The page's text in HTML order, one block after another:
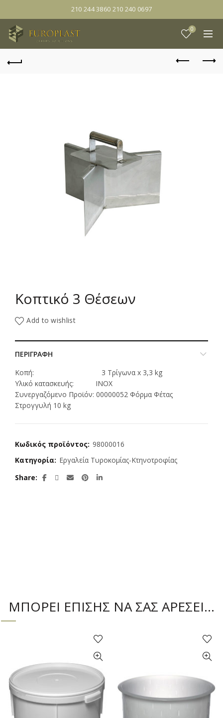
210 244 3860 210 240 0697
0
Κοπτικό 3 Θέσεων
Add to wishlist
ΠΕΡΙΓΡΑΦΗ
Κοπή: 3 Τρίγωνα x 3,3 kg
Υλικό κατασκευής: INOX
Συνεργαζόμενο Προϊόν: 00000052 Φόρμα Φέτας
Στρογγυλή 10 kg
Κωδικός προϊόντος: 98000016
Κατηγορία: Εργαλεία Τυροκομίας-Κτηνοτροφίας
Share
ΜΠΟΡΕΙ ΕΠΙΣΗΣ ΝΑ ΣΑΣ ΑΡΕΣΕΙ…